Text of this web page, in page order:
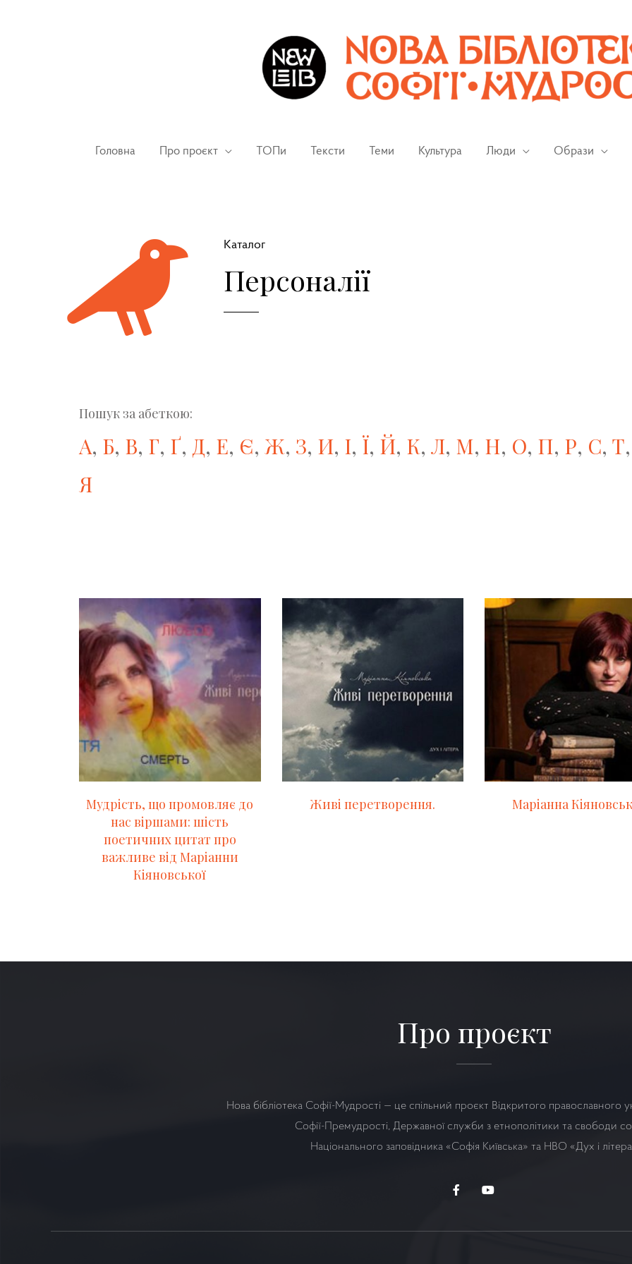
Головна Про проєкт ТОПи Тексти Теми Культура Люди Образи
Каталог
Персоналії
Пошук за абеткою:
А, Б, В, Г, Ґ, Д, Е, Є, Ж, З, И, І, Ї, Й, К, Л, М, Н, О, П, Р, С, Т
Я
Мудрість, що промовляє до
нас віршами: шість
поетичних цитат про
важливе від Маріанни
Кіяновської
Живі перетворення. Маріанна
Про проєкт
Нова бібліотека Софії-Мудрості — це спільний проєкт Відкритого православного
Софії-Премудрості, Державної служби з етнополітики та свободи
Національного заповідника «Софія Київська» та НВО «Дух і